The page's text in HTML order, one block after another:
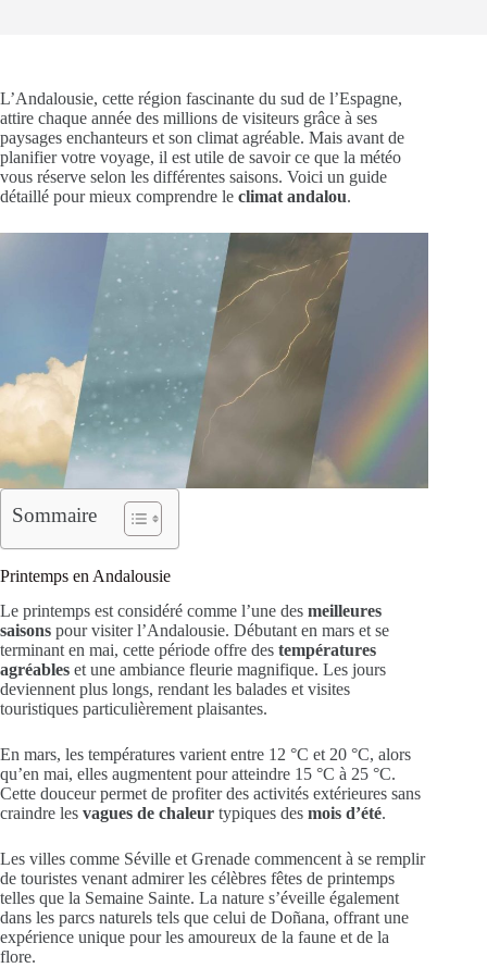
L’Andalousie, cette région fascinante du sud de l’Espagne,
attire chaque année des millions de visiteurs grâce à ses
paysages enchanteurs et son climat agréable. Mais avant de
planifier votre voyage, il est utile de savoir ce que la météo
vous réserve selon les différentes saisons. Voici un guide
détaillé pour mieux comprendre le climat andalou.
Sommaire
Printemps en Andalousie
Le printemps est considéré comme l’une des meilleures
saisons pour visiter l’Andalousie. Débutant en mars et se
terminant en mai, cette période offre des températures
agréables et une ambiance fleurie magnifique. Les jours
deviennent plus longs, rendant les balades et visites
touristiques particulièrement plaisantes.
En mars, les températures varient entre 12 °C et 20 °C, alors
qu’en mai, elles augmentent pour atteindre 15 °C à 25 °C.
Cette douceur permet de profiter des activités extérieures sans
craindre les vagues de chaleur typiques des mois d’été.
Les villes comme Séville et Grenade commencent à se remplir
de touristes venant admirer les célèbres fêtes de printemps
telles que la Semaine Sainte. La nature s’éveille également
dans les parcs naturels tels que celui de Doñana, offrant une
expérience unique pour les amoureux de la faune et de la
flore.